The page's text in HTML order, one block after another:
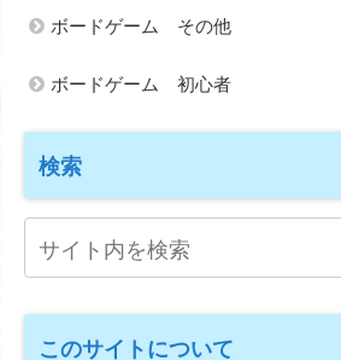
ボードゲーム その他
ボードゲーム 初心者
検索
このサイトについて